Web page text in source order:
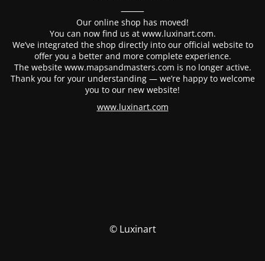
⸻
Our online shop has moved!
You can now find us at www.luxinart.com.
We’ve integrated the shop directly into our official website to
offer you a better and more complete experience.
The website www.mapsandmasters.com is no longer active.
Thank you for your understanding — we’re happy to welcome
you to our new website!
www.luxinart.com
© Luxinart